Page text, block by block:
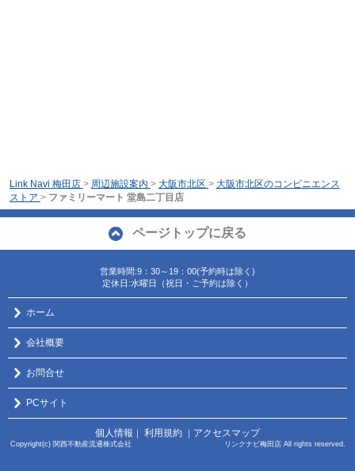
Link Navi 梅田店 > 周辺施設案内 > 大阪市北区 > 大阪市北区のコンビニエンス
ストア > ファミリーマート 堂島二丁目店
ページトップに戻る
営業時間:9：30～19：00(予約時は除く)
定休日:水曜日（祝日・ご予約は除く）
ホーム
会社概要
お問合せ
PCサイト
個人情報 ｜ 利用規約 ｜ アクセスマップ
Copyright(c) 関西不動産流通株式会社 リンクナビ梅田店 All rights reserved.